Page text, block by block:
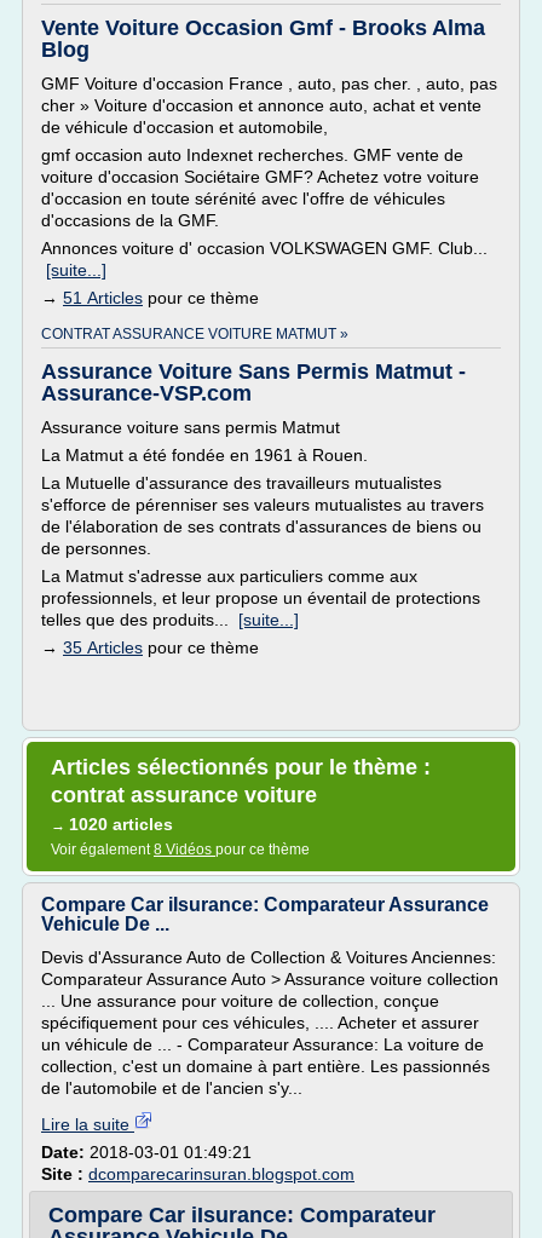
Vente Voiture Occasion Gmf - Brooks Alma
Blog
GMF Voiture d'occasion France , auto, pas cher. , auto, pas
cher » Voiture d'occasion et annonce auto, achat et vente
de véhicule d'occasion et automobile,
gmf occasion auto Indexnet recherches. GMF vente de
voiture d'occasion Sociétaire GMF? Achetez votre voiture
d'occasion en toute sérénité avec l'offre de véhicules
d'occasions de la GMF.
Annonces voiture d' occasion VOLKSWAGEN GMF. Club...
[suite...]
→ 51 Articles pour ce thème
CONTRAT ASSURANCE VOITURE MATMUT »
Assurance Voiture Sans Permis Matmut -
Assurance-VSP.com
Assurance voiture sans permis Matmut
La Matmut a été fondée en 1961 à Rouen.
La Mutuelle d'assurance des travailleurs mutualistes
s'efforce de pérenniser ses valeurs mutualistes au travers
de l'élaboration de ses contrats d'assurances de biens ou
de personnes.
La Matmut s'adresse aux particuliers comme aux
professionnels, et leur propose un éventail de protections
telles que des produits... [suite...]
→ 35 Articles pour ce thème
Articles sélectionnés pour le thème :
contrat assurance voiture
→ 1020 articles
Voir également8 Vidéos pour ce thème
Compare Car iIsurance: Comparateur Assurance
Vehicule De ...
Devis d'Assurance Auto de Collection & Voitures Anciennes:
Comparateur Assurance Auto > Assurance voiture collection
... Une assurance pour voiture de collection, conçue
spécifiquement pour ces véhicules, .... Acheter et assurer
un véhicule de ... - Comparateur Assurance: La voiture de
collection, c'est un domaine à part entière. Les passionnés
de l'automobile et de l'ancien s'y...
Lire la suite
Date: 2018-03-01 01:49:21
Site : dcomparecarinsuran.blogspot.com
Compare Car iIsurance: Comparateur